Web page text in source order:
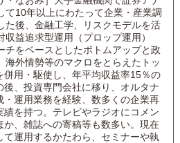
て10年以上にわたって企業・産業調
た後、金融工学、リスクモデルを活
収益追求型運用（プロップ運用）
チをベースとしたボトムアップと政
海外情勢等のマクロをとらえたトッ
併用・駆使し、年平均収益率15％の
後、投資専門会社に移り、オルタナ
・運用業務を経験、数多くの企業再
を持つ。テレビやラジオにコメン
か、雑誌への寄稿等も数多い。現在
て運用するかたわら、セミナーや執